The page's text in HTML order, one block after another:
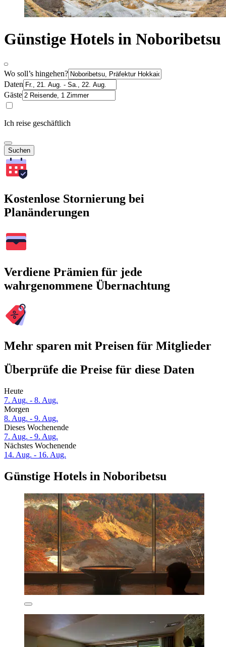
Günstige Hotels in Noboribetsu
Wo soll’s hingehen?
Daten
Gäste
Ich reise geschäftlich
Suchen
Kostenlose Stornierung bei
Planänderungen
Verdiene Prämien für jede
wahrgenommene Übernachtung
Mehr sparen mit Preisen für Mitglieder
Überprüfe die Preise für diese Daten
Heute
7. Aug. - 8. Aug.
Morgen
8. Aug. - 9. Aug.
Dieses Wochenende
7. Aug. - 9. Aug.
Nächstes Wochenende
14. Aug. - 16. Aug.
Günstige Hotels in Noboribetsu